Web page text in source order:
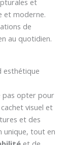
et moderne.
de
au quotidien.
esthétique
pas opter pour
visuel et
et des
unique, tout en